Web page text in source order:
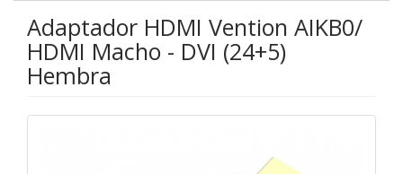
Adaptador HDMI Vention AIKB0/
HDMI Macho - DVI (24+5)
Hembra